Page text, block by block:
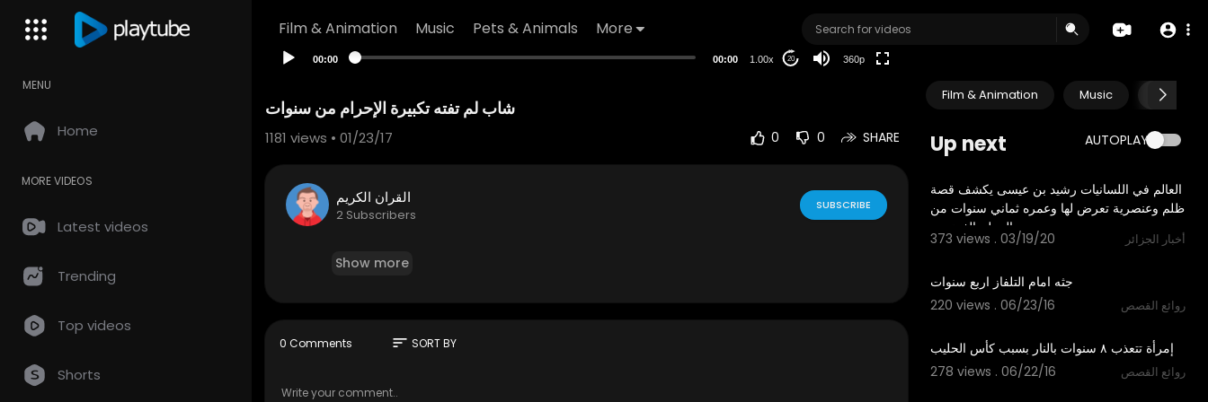
Film & Animation Music Pets & Animals More
MENU
Home
MORE VIDEOS
Latest videos
Trending
Top videos
Shorts
00:00 00:00 1.00x 20 360p
Film & Animation Music Pets &
Up next AUTOPLAY
العالم في اللسانيات رشيد بن عيسى يكشف قصة
ظلم وعنصرية تعرض لها وعمره ثماني سنوات من
المعلم الفرنسي
373 views . 03/19/20 أخبار الجزائر
جثه امام التلفاز اربع سنوات
220 views . 06/23/16
روائع القصص
إمرأة تتعذب ٨ سنوات بالنار بسبب كأس الحليب
278 views . 06/22/16
روائع القصص
1181 views • 01/23/17 0 0 SHARE
القران الكريم
2 Subscribers
SUBSCRIBE
Show more
0 Comments sort SORT BY